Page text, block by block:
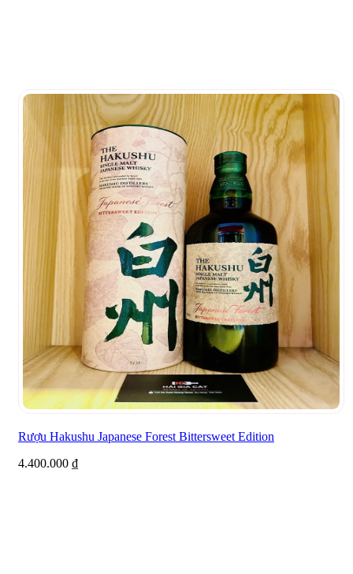
Rượu Hakushu Japanese Forest Bittersweet Edition
4.400.000 ₫